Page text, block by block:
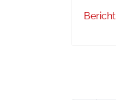
Bericht